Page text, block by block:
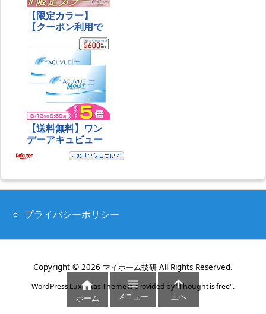
プライバシーポリシー
Copyright © 2026 マイホーム技研 All Rights Reserved.
WordPress Luxeritas Theme is provided by "Thought is free".

ホーム

メニュー

上へ